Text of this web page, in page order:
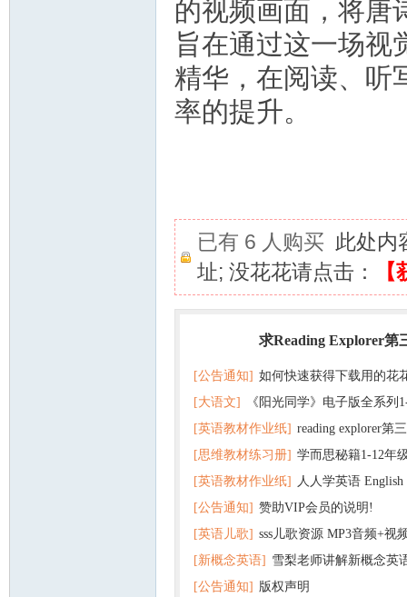
的视频画面，将唐
旨在通过这一场视
精华，在阅读、听
率的提升。
已有 6 人购买 此处内
址; 没花花请点击：
求Reading Explorer第
[公告通知] 如何快速获得下载用的花
[大语文]
《阳光同学》电子版全系列
+英语
[英语教材作业纸] reading explorer第
+音频 百度云网盘下载
[思维教材练习册] 学而思秘籍1-12年
子版PDF全册 百度网盘
[英语教材作业纸] 人人学英语
版pdf 百度网盘下载
[公告通知] 赞助VIP会员的说明!
[英语儿歌] sss儿歌资源 MP3音频+视
百度云网盘下载
[新概念英语] 雪梨老师讲解新概念英
[公告通知] 版权声明